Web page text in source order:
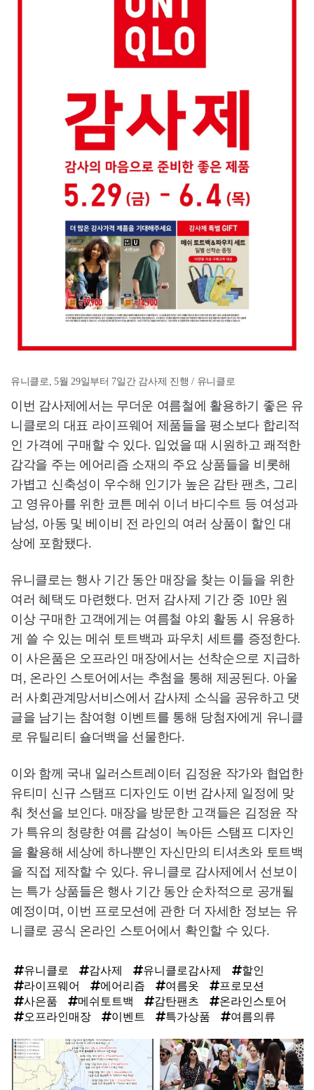
유니클로, 5월 29일부터 7일간 감사제 진행 / 유니클로
이번 감사제에서는 무더운 여름철에 활용하기 좋은 유
니클로의 대표 라이프웨어 제품들을 평소보다 합리적
인 가격에 구매할 수 있다. 입었을 때 시원하고 쾌적한
감각을 주는 에어리즘 소재의 주요 상품들을 비롯해
가볍고 신축성이 우수해 인기가 높은 감탄 팬츠, 그리
고 영유아를 위한 코튼 메쉬 이너 바디수트 등 여성과
남성, 아동 및 베이비 전 라인의 여러 상품이 할인 대
상에 포함됐다.
유니클로는 행사 기간 동안 매장을 찾는 이들을 위한
여러 혜택도 마련했다. 먼저 감사제 기간 중 10만 원
이상 구매한 고객에게는 여름철 야외 활동 시 유용하
게 쓸 수 있는 메쉬 토트백과 파우치 세트를 증정한다.
이 사은품은 오프라인 매장에서는 선착순으로 지급하
며, 온라인 스토어에서는 추첨을 통해 제공된다. 아울
러 사회관계망서비스에서 감사제 소식을 공유하고 댓
글을 남기는 참여형 이벤트를 통해 당첨자에게 유니클
로 유틸리티 숄더백을 선물한다.
이와 함께 국내 일러스트레이터 김정윤 작가와 협업한
유티미 신규 스탬프 디자인도 이번 감사제 일정에 맞
춰 첫선을 보인다. 매장을 방문한 고객들은 김정윤 작
가 특유의 청량한 여름 감성이 녹아든 스탬프 디자인
을 활용해 세상에 하나뿐인 자신만의 티셔츠와 토트백
을 직접 제작할 수 있다. 유니클로 감사제에서 선보이
는 특가 상품들은 행사 기간 동안 순차적으로 공개될
예정이며, 이번 프로모션에 관한 더 자세한 정보는 유
니클로 공식 온라인 스토어에서 확인할 수 있다.
유니클로 감사제 유니클로감사제
할인
라이프웨어
에어리즘 여름옷
프로모션
사은품
메쉬토트백 감탄팬츠
온라인스토어
오프라인매장
이벤트 특가상품 여름의류
탑
라
인